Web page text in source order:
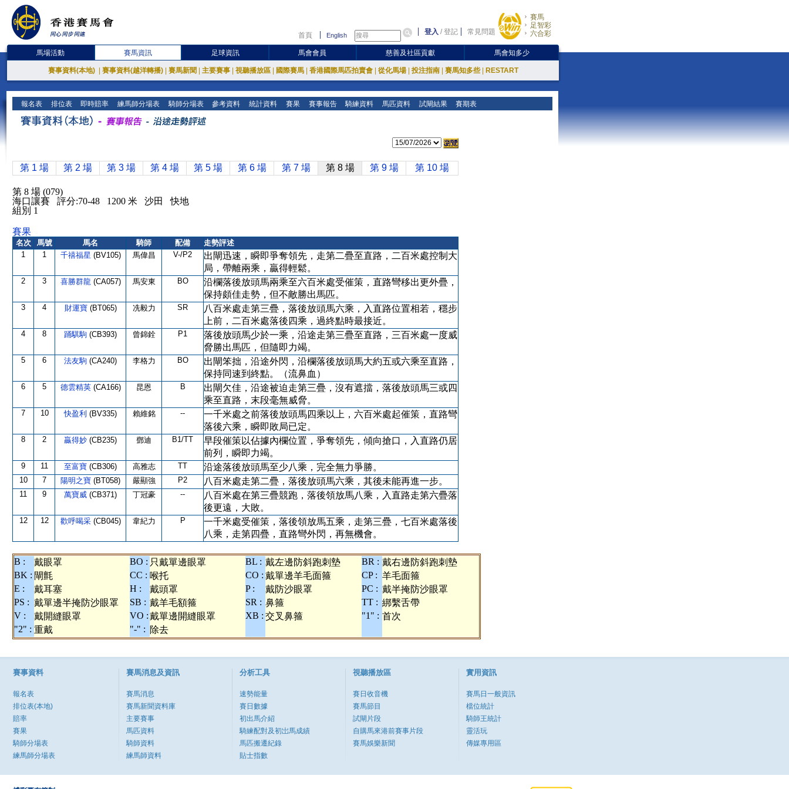
首頁 English 登入 /登記 常見問題
賽馬
足智彩
六合彩
馬場活動 賽馬資訊 足球資訊 馬會會員 慈善及社區貢獻 馬會知多少
賽事資料(本地) 賽事資料(越洋轉播) 賽馬新聞 主要賽事 視聽播放區 國際賽馬 香港國際馬匹拍賣會 從化馬場 投注指南 賽馬知多些 RESTART
報名表 排位表 即時賠率 練馬師分場表 騎師分場表 參考資料 統計資料 賽果 賽事報告 騎練資料 馬匹資料 試閘結果 賽期表
第 1 場 第 2 場 第 3 場 第 4 場 第 5 場 第 6 場 第 7 場 第 8 場 第 9 場 第 10 場
第 8 場 (079)
海口讓賽 評分:70-48 1200 米 沙田 快地
組別 1
賽果
名次 馬號 馬名 騎師 配備
走勢評述
1
1 千禧福星 (BV105) 馬偉昌 V-/P2
出閘迅速，瞬即爭奪領先，走第二疊至直路，二百米處控制大
局，帶離兩乘，贏得輕鬆。
2 3 喜勝群龍 (CA057) 馬安東 BO
沿欄落後放頭馬兩乘至六百米處受催策，直路彎移出更外疊，
保持頗佳走勢，但不敵勝出馬匹。
3 4 財運寶 (BT065) 冼毅力 SR
八百米處走第三疊，落後放頭馬六乘，入直路位置相若，穩步
上前，二百米處落後四乘，過終點時最接近。
4 8 踊騏駒 (CB393) 曾錦銓 P1
落後放頭馬少於一乘，沿途走第三疊至直路，三百米處一度威
脅勝出馬匹，但隨即力竭。
5 6 法友駒 (CA240) 李格力 BO
出閘笨拙，沿途外閃，沿欄落後放頭馬大約五或六乘至直路，
保持同速到終點。（流鼻血）
6 5 德雲精英 (CA166) 昆恩 B
出閘欠佳，沿途被迫走第三疊，沒有遮擋，落後放頭馬三或四
乘至直路，末段毫無威脅。
7 10 快盈利 (BV335) 賴維銘 --
一千米處之前落後放頭馬四乘以上，六百米處起催策，直路彎
落後六乘，瞬即敗局已定。
8 2 贏得妙 (CB235) 鄧迪 B1/TT
早段催策以佔據內欄位置，爭奪領先，傾向搶口，入直路仍居
前列，瞬即力竭。
9 11 至富寶 (CB306) 高雅志 TT 沿途落後放頭馬至少八乘，完全無力爭勝。
10 7 陽明之寶 (BT058) 嚴顯強 P2 八百米處走第二疊，落後放頭馬六乘，其後未能再進一步。
11 9 萬寶威 (CB371) 丁冠豪 --
八百米處在第三疊競跑，落後領放馬八乘，入直路走第六疊落
後更遠，大敗。
12 12 歡呼喝采 (CB045) 韋紀力 P
一千米處受催策，落後領放馬五乘，走第三疊，七百米處落後
八乘，走第四疊，直路彎外閃，再無機會。
B : 戴眼罩 BO : 只戴單邊眼罩 BL : 戴左邊防斜跑刺墊 BR : 戴右邊防斜跑刺墊
BK : 閘氈 CC : 喉托 CO : 戴單邊羊毛面箍 CP : 羊毛面箍
E :
戴耳塞 H : 戴頭罩 P : 戴防沙眼罩 PC : 戴半掩防沙眼罩
PS : 戴單邊半掩防沙眼罩 SB : 戴羊毛額箍 SR : 鼻箍 TT : 綁繫舌帶
V :
戴開縫眼罩 VO :戴單邊開縫眼罩 XB : 交叉鼻箍 "1" : 首次
"2" : 重戴 "-" : 除去
賽事資料
報名表
排位表(本地)
賠率
賽果
騎師分場表
練馬師分場表
賽馬消息及資訊
賽馬消息
賽馬新聞資料庫
主要賽事
馬匹資料
騎師資料
練馬師資料
分析工具
速勢能量
賽日數據
初出馬介紹
騎練配對及初岀馬成績
馬匹搬遷紀錄
貼士指數
視聽播放區
賽日收音機
賽馬節目
試閘片段
自購馬來港前賽事片段
賽馬娛樂新聞
實用資訊
賽馬日一般資訊
檔位統計
騎師王統計
靈活玩
傳媒專用區